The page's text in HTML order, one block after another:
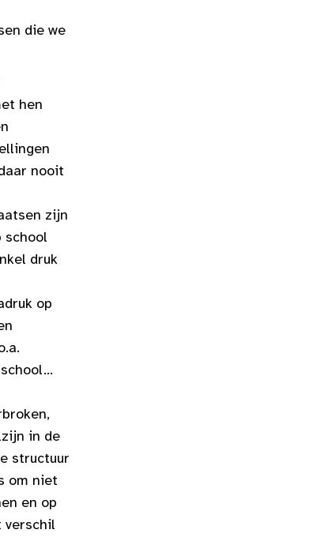
die we
hen
nooit
zijn
school
druk
op
in de
structuur
om niet
en op
verschil